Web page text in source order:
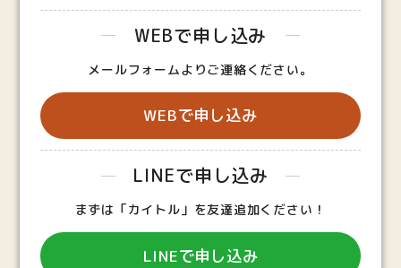
WEBで申し込み
メールフォームよりご連絡ください。
WEBで申し込み
LINEで申し込み
まずは「カイトル」を友達追加ください！
LINEで申し込み